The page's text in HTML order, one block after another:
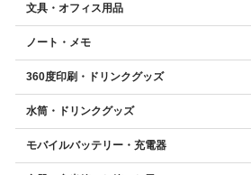
文具・オフィス用品
ノート・メモ
360度印刷・ドリンクグッズ
水筒・ドリンクグッズ
モバイルバッテリー・充電器